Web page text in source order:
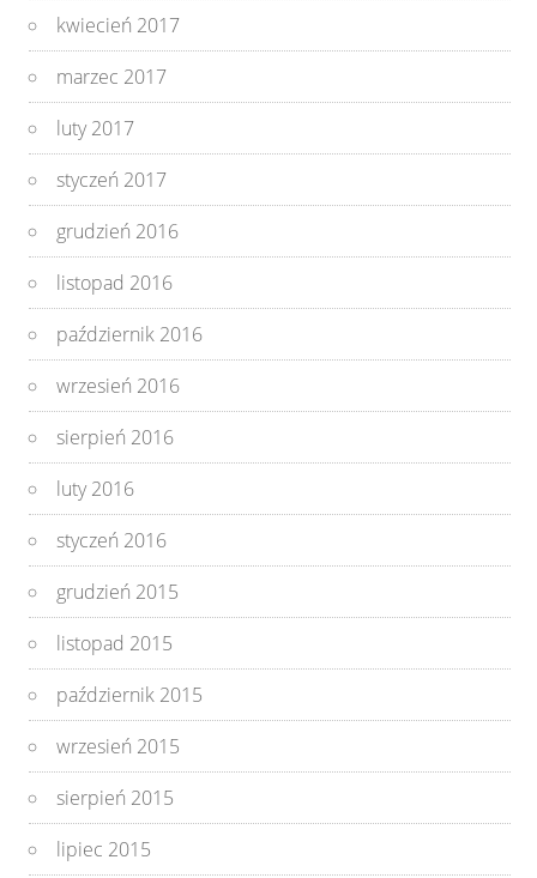
kwiecień 2017
marzec 2017
luty 2017
styczeń 2017
grudzień 2016
listopad 2016
październik 2016
wrzesień 2016
sierpień 2016
luty 2016
styczeń 2016
grudzień 2015
listopad 2015
październik 2015
wrzesień 2015
sierpień 2015
lipiec 2015